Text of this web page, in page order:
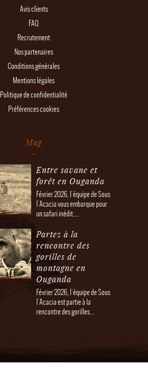
Avis clients
FAQ
Recrutement
Nos partenaires
Conditions générales
Mentions légales
Politique de confidentialité
Préférences cookies
Mag
Entre savane et
forêt en Ouganda
Février 2026, l'équipe de Sous
l'Acacia vous embarque pour
un safari inédit....
Partez à la
rencontre des
gorilles de
montagne en
Ouganda
Février 2026, l'équipe de Sous
l'Acacia est partie à la
rencontre des gorilles...